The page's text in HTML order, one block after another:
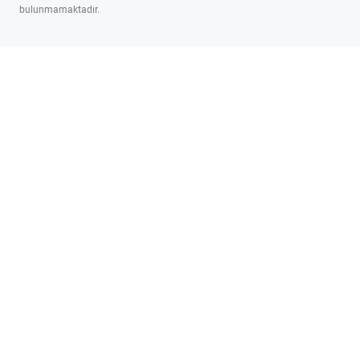
bulunmamaktadır.